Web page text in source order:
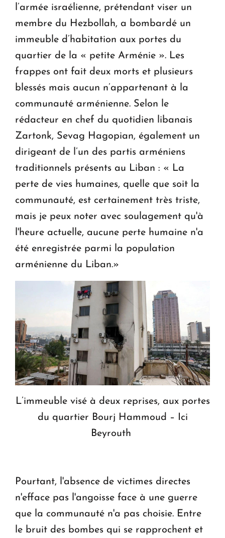
l’armée israélienne, prétendant viser un
membre du Hezbollah, a bombardé un
immeuble d’habitation aux portes du
quartier de la « petite Arménie ». Les
frappes ont fait deux morts et plusieurs
blessés mais aucun n’appartenant à la
communauté arménienne. Selon le
rédacteur en chef du quotidien libanais
Zartonk, Sevag Hagopian, également un
dirigeant de l’un des partis arméniens
traditionnels présents au Liban : « La
perte de vies humaines, quelle que soit la
communauté, est certainement très triste,
mais je peux noter avec soulagement qu'à
l'heure actuelle, aucune perte humaine n'a
été enregistrée parmi la population
arménienne du Liban.»
L’immeuble visé à deux reprises, aux portes
du quartier Bourj Hammoud – Ici
Beyrouth
Pourtant, l'absence de victimes directes
n'efface pas l'angoisse face à une guerre
que la communauté n'a pas choisie. Entre
le bruit des bombes qui se rapprochent et